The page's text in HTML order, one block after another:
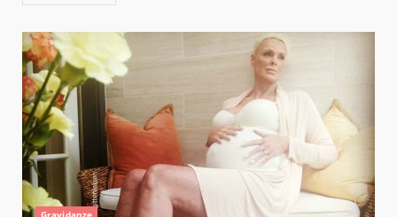
Gravidanze